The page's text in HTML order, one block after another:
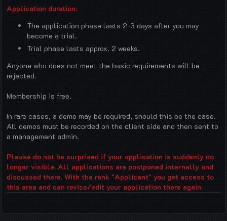
Application duration:
The application phase lasts 2-3 days after you may
become a trial.
Trial phase lasts approx. 2 weeks.
Anyone who does not meet the basic requirements will be
rejected.
Membership is free.
In rare cases, a demo may be required, should this be the case.
All demos must be recorded on the client side and then sent to
a management admin.
Please do not be surprised if your application is suddenly no
longer visible. All applications are postponed internally and
discussed there. With the rank "Applicant" you get access to
this area and can revise/edit your application there again.